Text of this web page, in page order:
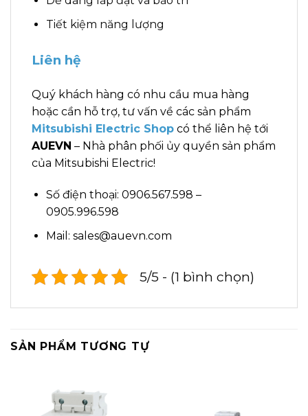
Tiết kiệm năng lượng
Liên hệ
Quý khách hàng có nhu cầu mua hàng
hoặc cần hỗ trợ, tư vấn về các sản phẩm
Mitsubishi Electric Shop có thể liên hệ tới
AUEVN – Nhà phân phối ủy quyền sản phẩm
của Mitsubishi Electric!
Số điện thoại: 0906.567.598 –
0905.996.598
Mail: sales@auevn.com
5/5 - (1 bình chọn)
SẢN PHẨM TƯƠNG TỰ